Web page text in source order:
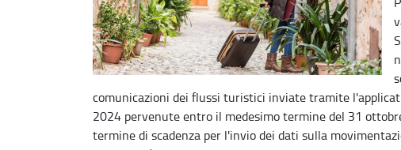
comunicazioni dei flussi turistici inviate tramite
2024 pervenute entro il medesimo termine del 31
termine di scadenza per l'invio dei dati sulla